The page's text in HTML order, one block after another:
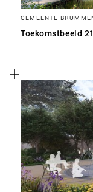
GEMEENTE
Toekomstbeeld